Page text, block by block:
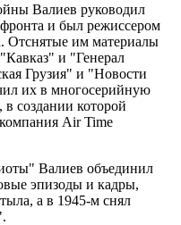
Валиев руководил
и был режиссером
Отснятые им материалы
и "Генерал
Грузия" и "Новости
их в многосерийную
создании которой
Air Time
Валиев объединил
эпизоды и кадры,
а в 1945-м снял